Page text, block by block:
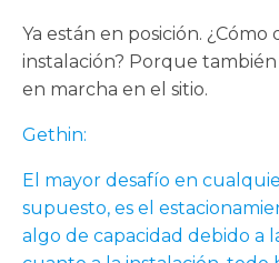
Ya están en posición. ¿Cómo
instalación? Porque
en marcha en el sitio.
Gethin:
El mayor desafío en
supuesto, es el
algo de capacidad debido a